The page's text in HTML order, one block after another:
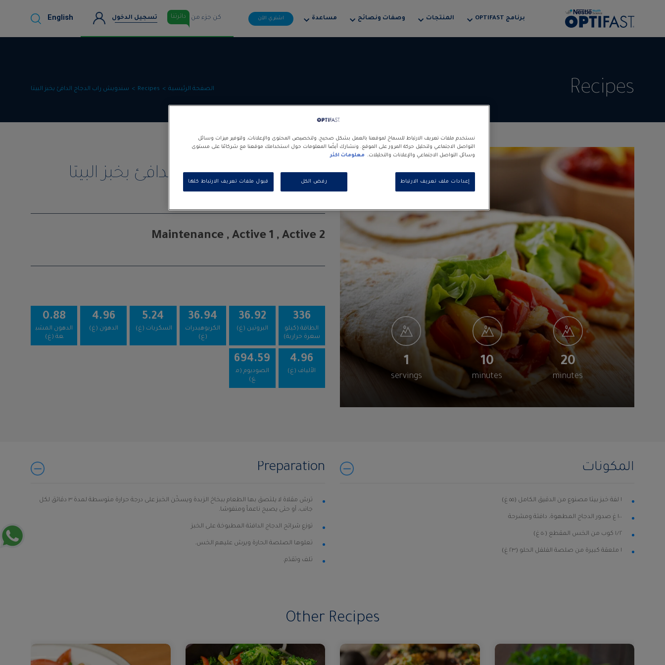
برنامج OPTIFAST المنتجات وصفات ونصائح مساعدة‎ اشتري الآن كن جزء من دائرتنا تسجيل الدخول English
Recipes الصفحة الرئيسية Recipes سندويش راب الدجاج الدافئ بخبز البيتا
20
minutes
10
minutes
1
servings
سندويش راب الدجاج الدافئ بخبز البيتا
Breads
Maintenance , Active 1 , Active 2
336
الطاقة (كيلو
سعرة حرارية)
36.92
البروتين (غ)
36.94
الكربوهيدرات
(غ)
5.24
السكريات (غ)
4.96
الدهون (غ)
0.88
الدهون المشب
عة (غ)
4.96
الألياف (غ)
694.59
الصوديوم (م
غ)
المكونات
١ لفة خبز بيتا مصنوع من الدقيق الكامل (٥٥ غ)
١٠٠ غ صدور الدجاج المطهوة، دافئة ومشرحة
١⁄٢ كوب من الخس المقطع (٥٠ غ)
١ ملعقة كبيرة من صلصة الفلفل الحلو (٢٣ غ)
Preparation
ترش مقلاة لا يلتصق بها الطعام ببخاخ الزبدة ويسخّن الخبز على درجة حرارة متوسطة لمدة ٣ دقائق لكل
جانب، أو حتى يصبح ناعماً ومنفوشا.
توزع شرائح الدجاج الدافئة المطبوخة على الخبز
تعلوها الصلصة الحارة ويرش عليهم الخس.
تلف وتقدّم.
Other Recipes
نستخدم ملفات تعريف الارتباط للسماح لموقعنا بالعمل بشكل صحيح، ولتخصيص المحتوى والإعلانات، ولتوفير ميزات وسائل
التواصل الاجتماعي ولتحليل حركة المرور على الموقع. ونشارك أيضًا المعلومات حول استخدامك موقعنا مع شركائنا على مستوى
وسائل التواصل الاجتماعي والإعلانات والتحليلات.
معلومات اكثر
رفض الكل قبول ملفات تعريف الارتباط كلها إعدادات ملف تعريف الارتباط